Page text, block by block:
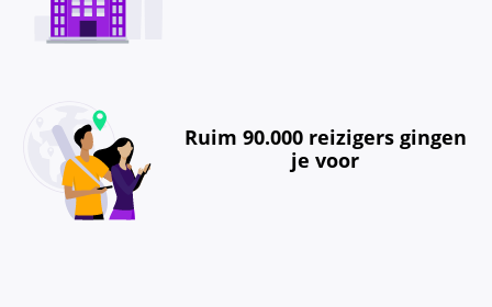
Ruim 90.000 reizigers gingen
je voor